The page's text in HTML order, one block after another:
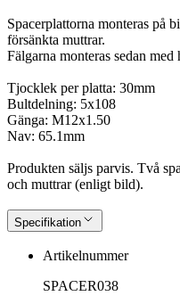
Spacerplattorna monteras på
försänkta muttrar.
Fälgarna monteras sedan
Tjocklek per platta: 30mm
Bultdelning: 5x108
Gänga: M12x1.50
Nav: 65.1mm
Produkten säljs parvis. Två
och muttrar (enligt bild).
Specifikation
Artikelnummer
SPACER038